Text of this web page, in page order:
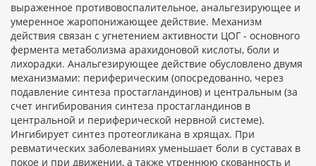
выраженное противовоспалительное, анальгезирующее и
умеренное жаропонижающее действие. Механизм
действия связан с угнетением активности ЦОГ - основного
фермента метаболизма арахидоновой кислоты, боли и
лихорадки. Анальгезирующее действие обусловлено двумя
механизмами: периферическим (опосредованно, через
подавление синтеза простагландинов) и центральным (за
счет ингибирования синтеза простагландинов в
центральной и периферической нервной системе).
Ингибирует синтез протеогликана в хрящах. При
ревматических заболеваниях уменьшает боли в суставах в
покое и при движении, а также утреннюю скованность и